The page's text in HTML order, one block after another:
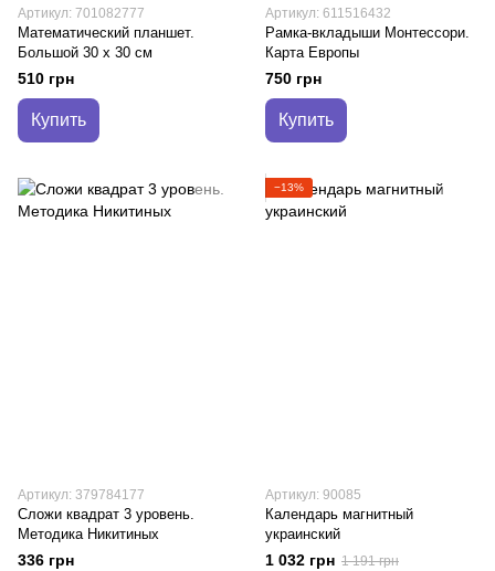
Артикул: 701082777
Математический планшет.
Большой 30 х 30 см
510 грн
Купить
Артикул: 611516432
Рамка-вкладыши Монтессори.
Карта Европы
750 грн
Купить
Артикул: 379784177
Сложи квадрат 3 уровень.
Методика Никитиных
336 грн
−13%
Артикул: 90085
Календарь магнитный
украинский
1 032 грн 1 191 грн